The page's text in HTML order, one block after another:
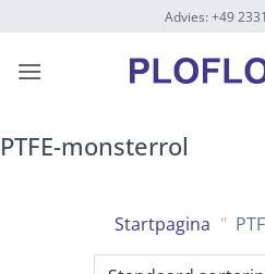
gaan
Advies: +49
PTFE-monsterrol
Startpagina "